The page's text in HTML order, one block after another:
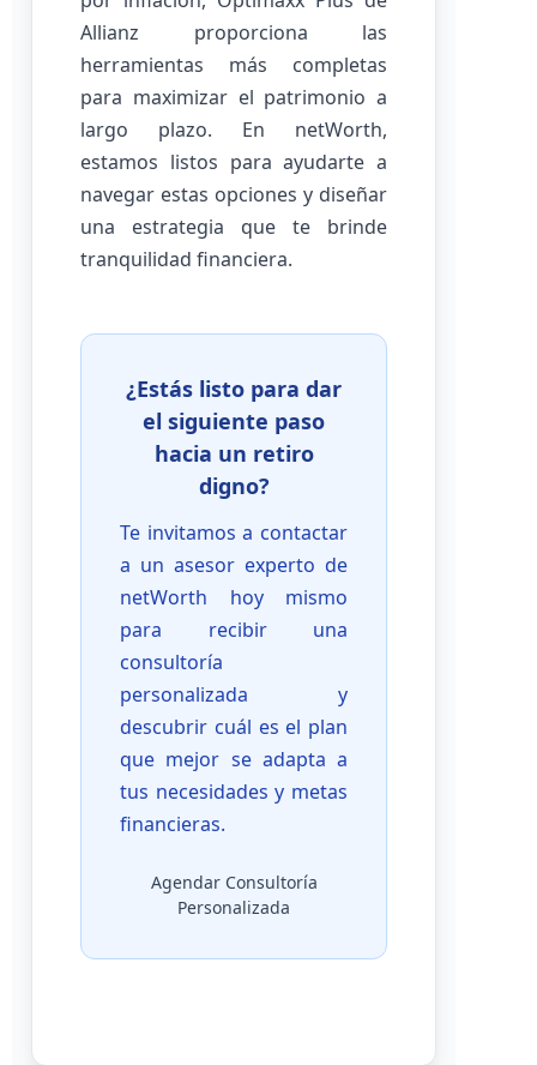
Allianz proporciona las
herramientas más completas
para maximizar el patrimonio a
largo plazo. En netWorth,
estamos listos para ayudarte a
navegar estas opciones y diseñar
una estrategia que te brinde
tranquilidad financiera.
¿Estás listo para dar
el siguiente paso
hacia un retiro
digno?
Te invitamos a contactar
a un asesor experto de
netWorth hoy mismo
para recibir una
consultoría
personalizada y
descubrir cuál es el plan
que mejor se adapta a
tus necesidades y metas
financieras.
Agendar Consultoría
Personalizada